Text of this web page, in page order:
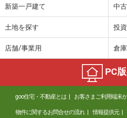
新築一戸建て 中
土地を探す 投
店舗/事業用 倉
PC
goo住宅・不動産とは お客さまご利用端末
物件に関するお問合せの流れ 情報提供元